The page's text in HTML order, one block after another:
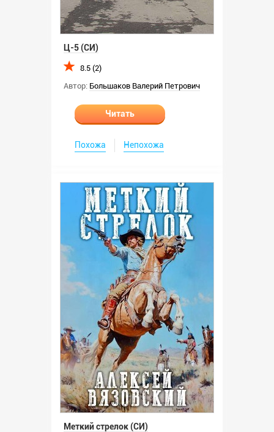
Ц-5 (СИ)
8.5 (2)
Автор: Большаков Валерий Петрович
Читать
Похожа Непохожа
Меткий стрелок (СИ)